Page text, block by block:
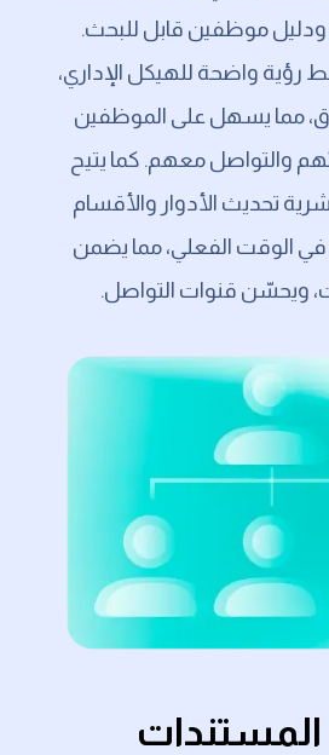
ودليل موظفين قابل للبحث.
رؤية واضحة للهيكل الإداري،
مما يسهل على الموظفين
والتواصل معهم. كما يتيح
تحديث الأدوار والأقسام
في الوقت الفعلي، مما يضمن
ويحسّن قنوات التواصل.
المستندات